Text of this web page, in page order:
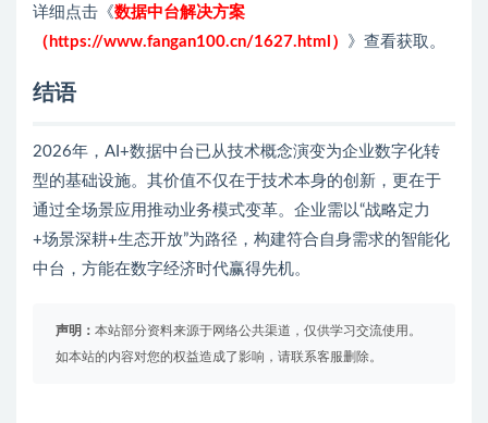
详细点击《数据中台解决方案
（https://www.fangan100.cn/1627.html） 》查看获取。
结语
2026年，AI+数据中台已从技术概念演变为企业数字化转
型的基础设施。其价值不仅在于技术本身的创新，更在于
通过全场景应用推动业务模式变革。企业需以“战略定力
+场景深耕+生态开放”为路径，构建符合自身需求的智能化
中台，方能在数字经济时代赢得先机。
声明： 本站部分资料来源于网络公共渠道，仅供学习交流使用。
如本站的内容对您的权益造成了影响，请联系客服删除。